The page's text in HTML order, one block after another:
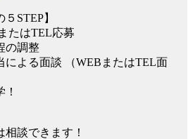
５STEP】
たはTEL応募
の調整
による面談 （WEBまたはTEL面
相談できます！